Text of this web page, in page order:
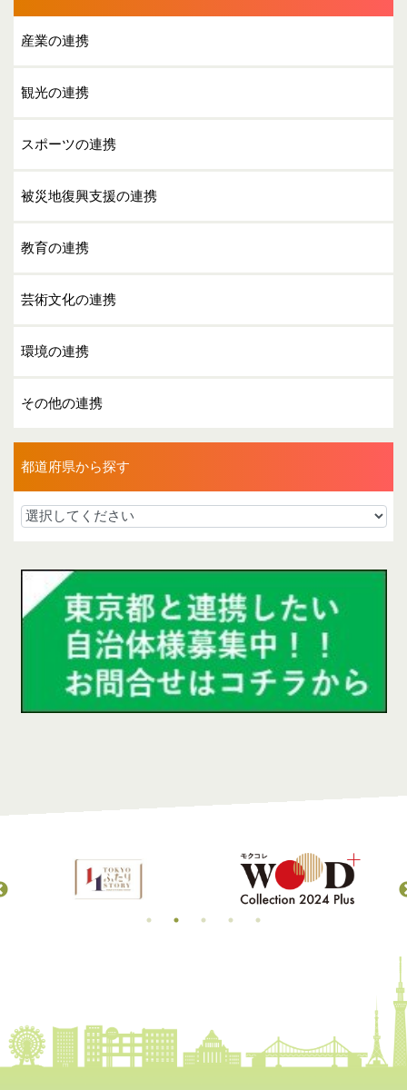
産業の連携
観光の連携
スポーツの連携
被災地復興支援の連携
教育の連携
芸術文化の連携
環境の連携
その他の連携
都道府県から探す